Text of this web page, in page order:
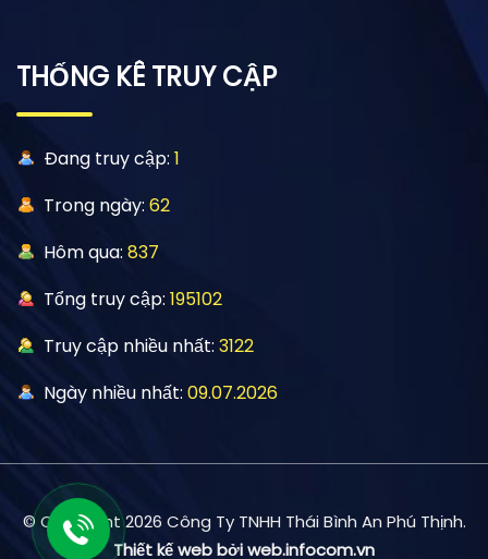
THỐNG KÊ TRUY CẬP
Đang truy cập: 1
Trong ngày: 62
Hôm qua: 837
Tổng truy cập: 195102
Truy cập nhiều nhất: 3122
Ngày nhiều nhất: 09.07.2026
© Copyright 2026 Công Ty TNHH Thái Bình An Phú Thịnh.
Thiết kế web bởi web.infocom.vn